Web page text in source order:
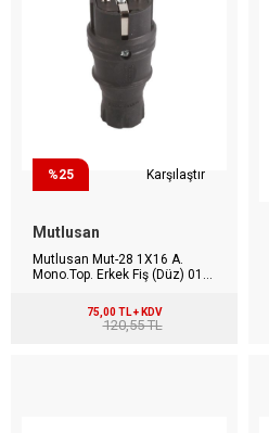
%25 Karşılaştır
Mutlusan
Mutlusan Mut-28 1X16 A.
Mono.Top. Erkek Fiş (Düz) 010
75,00 TL + KDV
120,55 TL